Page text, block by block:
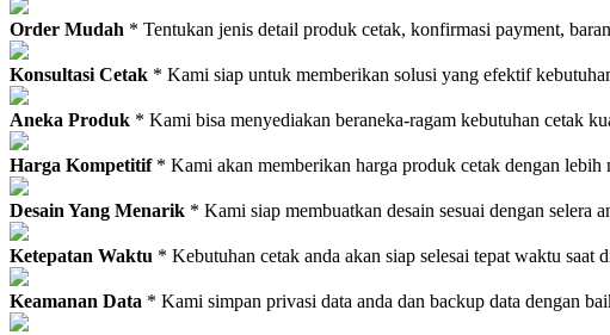
Order Mudah * Tentukan jenis detail produk cetak, konfirmasi payment,
Konsultasi Cetak * Kami siap untuk memberikan solusi yang efektif
Aneka Produk * Kami bisa menyediakan beraneka-ragam kebutuhan cetak
Harga Kompetitif* Kami akan memberikan harga produk cetak dengan lebih
Desain Yang Menarik * Kami siap membuatkan desain sesuai dengan selera
Ketepatan Waktu * Kebutuhan cetak anda akan siap selesai tepat waktu saat
Keamanan Data * Kami simpan privasi data anda dan backup data dengan